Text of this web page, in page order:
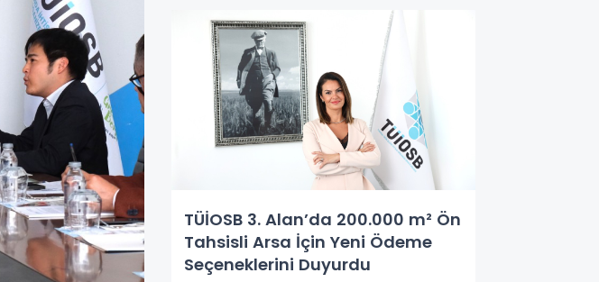
TÜİOSB 3. Alan’da 200.000 m² Ön
Tahsisli Arsa İçin Yeni Ödeme
Seçeneklerini Duyurdu